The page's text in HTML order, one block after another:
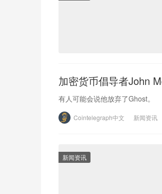
加密货币倡导者John
有人可能会说他放弃了Ghost。
Cointelegraph中文 新闻资讯
新闻资讯